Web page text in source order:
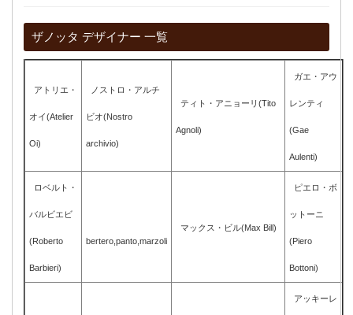
ザノッタ デザイナー 一覧
アトリエ・
オイ(Atelier
Oi)
ノストロ・アルチ
ビオ(Nostro
archivio)
ティト・アニョーリ(Tito
Agnoli)
ガエ・アウ
レンティ
(Gae
Aulenti)
ロベルト・
バルビエビ
(Roberto
Barbieri)
bertero,panto,marzoli
マックス・ビル(Max Bill)
ピエロ・ボ
ットーニ
(Piero
Bottoni)
アッキーレ